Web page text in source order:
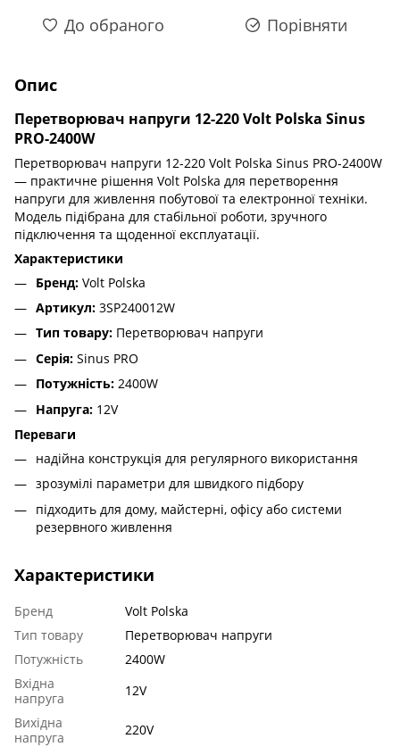
До обраного Порівняти
Опис
Перетворювач напруги 12-220 Volt Polska Sinus
PRO-2400W
Перетворювач напруги 12-220 Volt Polska Sinus PRO-2400W
— практичне рішення Volt Polska для перетворення
напруги для живлення побутової та електронної техніки.
Модель підібрана для стабільної роботи, зручного
підключення та щоденної експлуатації.
Характеристики
Бренд: Volt Polska
Артикул: 3SP240012W
Тип товару: Перетворювач напруги
Серія: Sinus PRO
Потужність: 2400W
Напруга: 12V
Переваги
надійна конструкція для регулярного використання
зрозумілі параметри для швидкого підбору
підходить для дому, майстерні, офісу або системи
резервного живлення
Характеристики
Бренд
Volt Polska
Тип товару
Перетворювач напруги
Потужність
2400W
Вхідна
напруга
12V
Вихідна
напруга
220V